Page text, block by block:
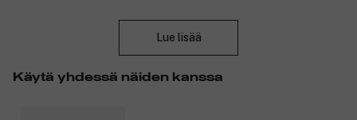
Jauheessa on luonnollinen ja raikas mustaherukan maku, ja se
ylläpitämistä. Tuote on 100 % vegaaninen ja toimitetaan
Lue lisää
Käytä yhdessä näiden kanssa